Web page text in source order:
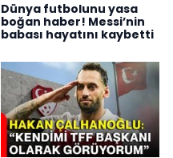
Dünya futbolunu yasa
boğan haber! Messi’nin
babası hayatını kaybetti